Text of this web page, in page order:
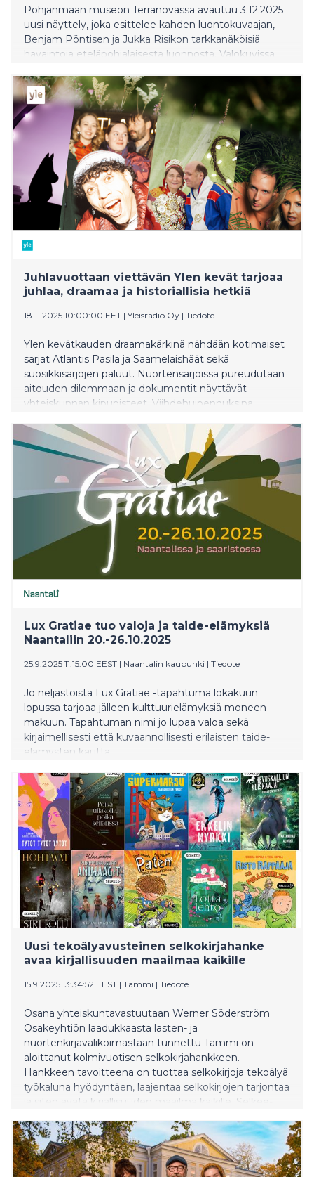
Pohjanmaan museon Terranovassa avautuu 3.12.2025
uusi näyttely, joka esittelee kahden luontokuvaajan,
Benjam Pöntisen ja Jukka Risikon tarkkanäköisiä
havaintoja eteläpohjalaisesta luonnosta. Valokuvissa
kanssakulkijat poikasineen.
Juhlavuottaan viettävän Ylen kevät tarjoaa
juhlaa, draamaa ja historiallisia hetkiä
18.11.2025 10:00:00 EET | Yleisradio Oy | Tiedote
Ylen kevätkauden draamakärkinä nähdään kotimaiset
sarjat Atlantis Pasila ja Saamelaishäät sekä
suosikkisarjojen paluut. Nuortensarjoissa pureudutaan
aitouden dilemmaan ja dokumentit näyttävät
yhteiskunnan kipupisteet. Viihdehuipennuksina
gaala. Urheilun ystäville kevät tuo Talviolympialaiset
Milano Cortina 2026 -kisat. Lisäksi Yle 100 -juhlavuosi
näkyy ja kuuluu koko kevään ajan muun muassa 100
toive-elokuvaa -sarjan ja Suuren Muumit-
lukumaratonin myötä. Yle Pressistä saat lisätietoa ja
kuvia ohjelmista sekä pääset katselemaan sisältöjä
ennakkoon lähempänä ohjelman julkaisuajankohtaa.
Draamakeväässä palkitut sarjat jatkuvat ja uudet
tekijät loistavatAtlantis Pasila Yellow Film & TV Atlantis
Pasila Yle Areena 27.1.2026 Atlantis Pasila on lämpöä
sykkivä draamakomedia, jonka on käsikirjoittanut
rakastetun AIKUISET-sarjan Anna Brotkin ja ohjannut
uumenissa sijaitsevaan Atlantis-baariin
Lux Gratiae tuo valoja ja taide-elämyksiä
Naantaliin 20.-26.10.2025
25.9.2025 11:15:00 EEST | Naantalin kaupunki | Tiedote
Jo neljästoista Lux Gratiae -tapahtuma lokakuun
lopussa tarjoaa jälleen kulttuurielämyksiä moneen
makuun. Tapahtuman nimi jo lupaa valoa sekä
kirjaimellisesti että kuvaannollisesti erilaisten taide-
elämysten kautta.
Uusi tekoälyavusteinen selkokirjahanke
avaa kirjallisuuden maailmaa kaikille
15.9.2025 13:34:52 EEST | Tammi | Tiedote
Osana yhteiskuntavastuutaan Werner Söderström
Osakeyhtiön laadukkaasta lasten- ja
nuortenkirjavalikoimastaan tunnettu Tammi on
aloittanut kolmivuotisen selkokirjahankkeen.
Hankkeen tavoitteena on tuottaa selkokirjoja tekoälyä
työkaluna hyödyntäen, laajentaa selkokirjojen tarjontaa
ja siten avata kirjallisuuden maailma kaikille. Selkee-
julkaistaan kymmenen houkuttavaa teosta
huipputekijöiltä. Hanke laajenee yhtiön aikuisten
kauno- ja tietokirjallisuuteen seuraavien vuosien